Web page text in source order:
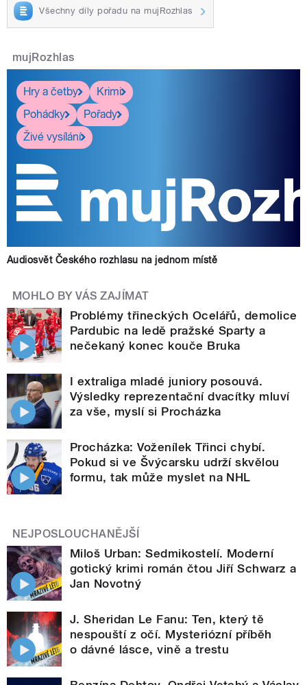
Všechny díly pořadu na mujRozhlas
mujRozhlas
Hry a četby
Krimi
Pohádky
Pořady
Živé vysílání
Audiosvět Českého rozhlasu na jednom místě
MOHLO BY VÁS ZAJÍMAT
Problémy třineckých Ocelářů, demolice
Pardubic na ledě pražské Sparty a
nečekaný konec kouče Bruka
I extraliga mladé juniory posouvá.
Výsledky reprezentační dvacítky mluví
za vše, myslí si Procházka
Procházka: Voženílek Třinci chybí.
Pokud si ve Švýcarsku udrží skvělou
formu, tak může myslet na NHL
NEJPOSLOUCHANĚJŠÍ
Miloš Urban: Sedmikostelí. Moderní
gotický krimi román čtou Jiří Schwarz a
Jan Novotný
J. Sheridan Le Fanu: Ten, který tě
nespouští z očí. Mysteriózní příběh
o dávné lásce, vině a trestu